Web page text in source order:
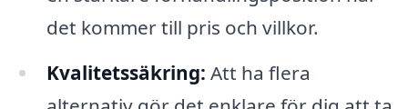
det kommer till pris och villkor.
Kvalitetssäkring: Att ha flera